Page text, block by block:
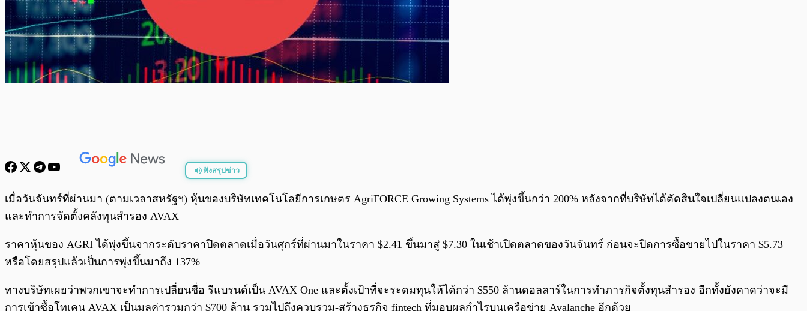
ฟังสรุปข่าว
พร้อมเล่น 0:00 0:00
เมื่อวันจันทร์ที่ผ่านมา (ตามเวลาสหรัฐฯ) หุ้นของบริษัทเทคโนโลยีการเกษตร AgriFORCE Growing Systems ได้พุ่งขึ้นกว่า 200% หลังจากที่บริษัทได้ตัดสินใจเปลี่ยนแปลงตนเอง
และทำการจัดตั้งคลังทุนสำรอง AVAX
ราคาหุ้นของ AGRI ได้พุ่งขึ้นจากระดับราคาปิดตลาดเมื่อวันศุกร์ที่ผ่านมาในราคา $2.41 ขึ้นมาสู่ $7.30 ในเช้าเปิดตลาดของวันจันทร์ ก่อนจะปิดการซื้อขายไปในราคา $5.73
หรือโดยสรุปแล้วเป็นการพุ่งขึ้นมาถึง 137%
ทางบริษัทเผยว่าพวกเขาจะทำการเปลี่ยนชื่อ รีแบรนด์เป็น AVAX One และตั้งเป้าที่จะระดมทุนให้ได้กว่า $550 ล้านดอลลาร์ในการทำภารกิจตั้งทุนสำรอง อีกทั้งยังคาดว่าจะมี
การเข้าซื้อโทเคน AVAX เป็นมูลค่ารวมกว่า $700 ล้าน รวมไปถึงควบรวม-สร้างธุรกิจ fintech ที่มอบผลกำไรบนเครือข่าย Avalanche อีกด้วย